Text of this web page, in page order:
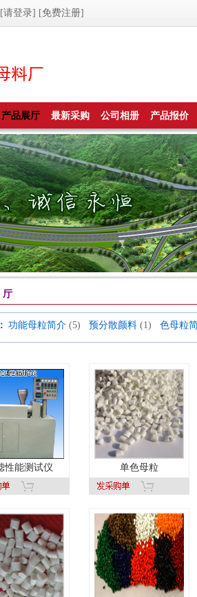
[请登录] [免费注册]
产品展厅 最新采购 公司相册 产品报价
厅
功能母粒简介(5) 预分散颜料(1) 色母粒
性能测试仪 单色母粒